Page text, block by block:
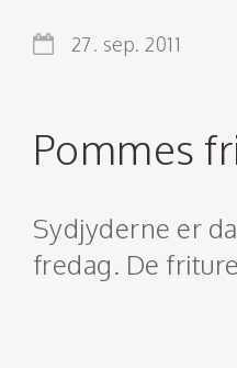
27. sep. 2011
Pommes
Sydjyderne er
fredag. De